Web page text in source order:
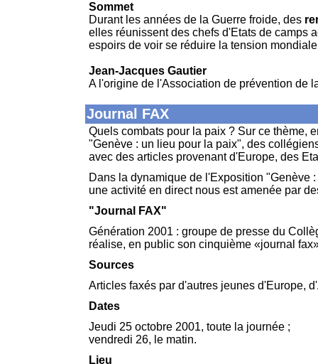
Sommet
Durant les années de la Guerre froide, des
elles réunissent des chefs d'Etats de camps
espoirs de voir se réduire la tension
Jean-Jacques Gautier
A l'origine de l'Association de prévention de
Journal FAX
Quels combats pour la paix ? Sur ce thème,
"Genève : un lieu pour la paix", des
avec des articles provenant d'Europe, des
Dans la dynamique de l'Exposition "Genève
une activité en direct nous est amenée par
"Journal FAX"
Génération 2001 : groupe de presse du
réalise, en public son cinquième «journal
Sources
Articles faxés par d'autres jeunes d'Europe,
Dates
Jeudi 25 octobre 2001, toute la journée ;
vendredi 26, le matin.
Lieu